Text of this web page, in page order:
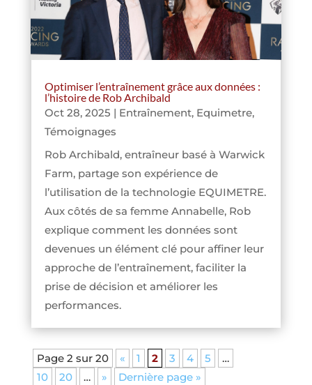
Optimiser l’entraînement grâce aux données :
l’histoire de Rob Archibald
Oct 28, 2025 | Entraînement, Equimetre,
Témoignages
Rob Archibald, entraîneur basé à Warwick
Farm, partage son expérience de
l’utilisation de la technologie EQUIMETRE.
Aux côtés de sa femme Annabelle, Rob
explique comment les données sont
devenues un élément clé pour affiner leur
approche de l’entraînement, faciliter la
prise de décision et améliorer les
performances.
Page 2 sur 20 « 1 2 3 4 5
…
10
20 … » Dernière page »